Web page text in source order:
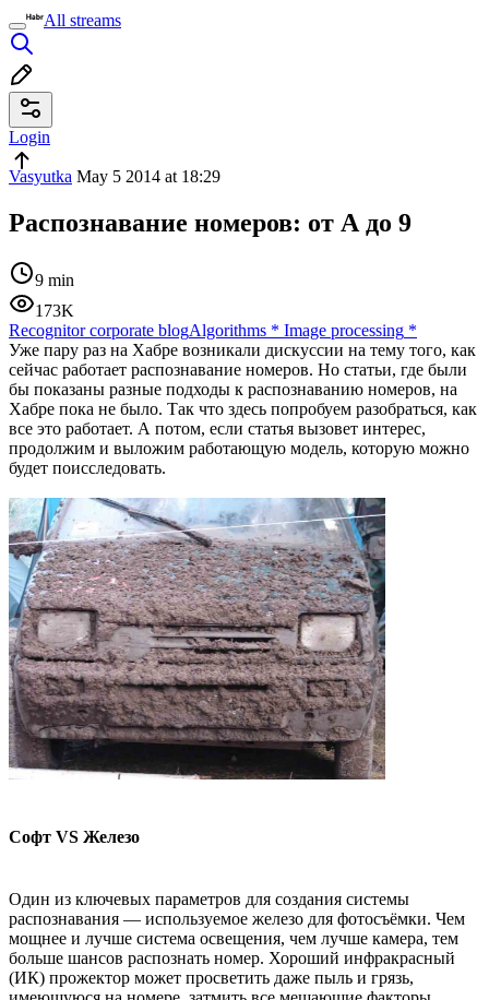
All streams
Login
Vasyutka May 5 2014 at 18:29
Распознавание номеров: от А до 9
9 min
173K
Recognitor corporate blogAlgorithms * Image processing *
Уже пару раз на Хабре возникали дискуссии на тему того, как
сейчас работает распознавание номеров. Но статьи, где были
бы показаны разные подходы к распознаванию номеров, на
Хабре пока не было. Так что здесь попробуем разобраться, как
все это работает. А потом, если статья вызовет интерес,
продолжим и выложим работающую модель, которую можно
будет поисследовать.
Софт VS Железо
Один из ключевых параметров для создания системы
распознавания — используемое железо для фотосъёмки. Чем
мощнее и лучше система освещения, чем лучше камера, тем
больше шансов распознать номер. Хороший инфракрасный
(ИК) прожектор может просветить даже пыль и грязь,